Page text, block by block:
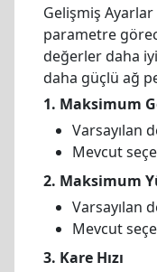
Gelişmiş
parametre
değerler daha
daha güçlü ağ
1. Maksimum
Varsayılan
Mevcut
2. Maksimum
Varsayılan
Mevcut
3. Kare Hızı